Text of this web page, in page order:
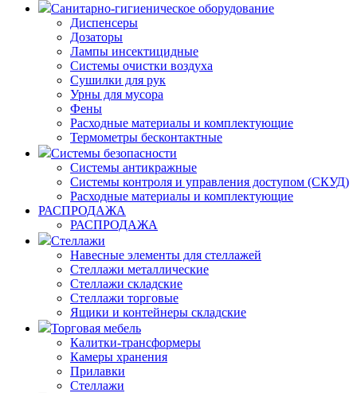
Санитарно-гигиеническое оборудование
Диспенсеры
Дозаторы
Лампы инсектицидные
Системы очистки воздуха
Сушилки для рук
Урны для мусора
Фены
Расходные материалы и комплектующие
Термометры бесконтактные
Системы безопасности
Системы антикражные
Системы контроля и управления доступом (СКУД)
Расходные материалы и комплектующие
РАСПРОДАЖА
РАСПРОДАЖА
Стеллажи
Навесные элементы для стеллажей
Стеллажи металлические
Стеллажи складские
Стеллажи торговые
Ящики и контейнеры складские
Торговая мебель
Калитки-трансформеры
Камеры хранения
Прилавки
Стеллажи